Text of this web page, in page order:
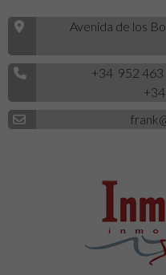
Avenida de los
+34 952 463